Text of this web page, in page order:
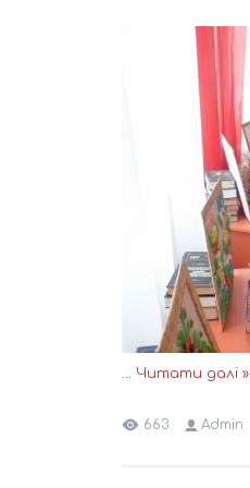
... Читати далі »
663 Admin